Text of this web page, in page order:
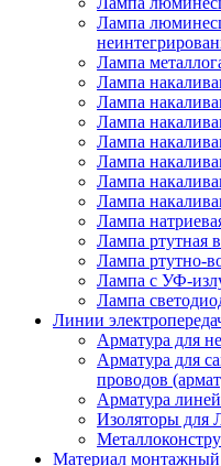
Лампа
Лампа
Лампа
Лампа
Лампа
Лампа
Лампа
Лампа
Лампа
Лампа
Лампа ртутная
Лампа ртутно-
Лампа с УФ-
Лампа
Линии
Арматура для
Арматура для
проводов
Арматура
Изоляторы для
Материал монтажный